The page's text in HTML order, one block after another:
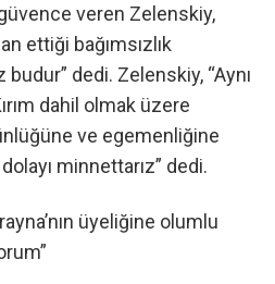
veren Zelenskiy,
ettiği bağımsızlık
dedi. Zelenskiy, “Aynı
dahil olmak üzere
ve egemenliğine
minnettarız” dedi.
üyeliğine olumlu